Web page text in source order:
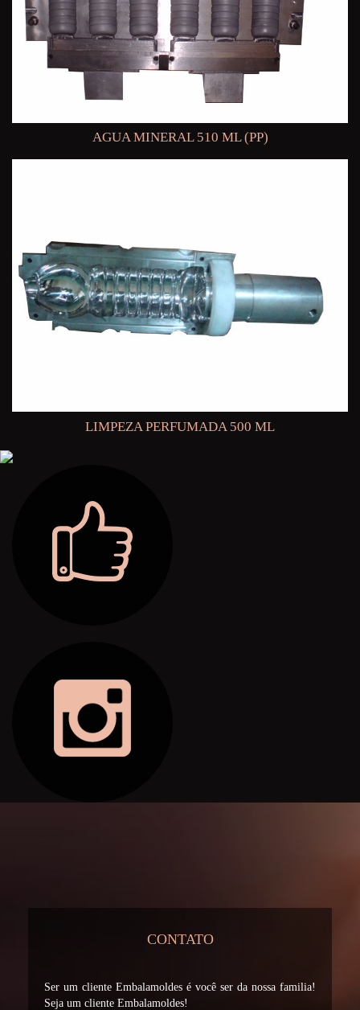
AGUA MINERAL 510 ML (PP)
LIMPEZA PERFUMADA 500 ML
CONTATO
Ser um cliente Embalamoldes é você ser da nossa familia!
Seja um cliente Embalamoldes!